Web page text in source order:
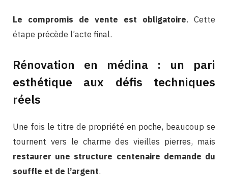
Le compromis de vente est obligatoire. Cette
étape précède l’acte final.
Rénovation en médina : un pari
esthétique aux défis techniques
réels
Une fois le titre de propriété en poche, beaucoup se
tournent vers le charme des vieilles pierres, mais
restaurer une structure centenaire demande du
souffle et de l’argent.